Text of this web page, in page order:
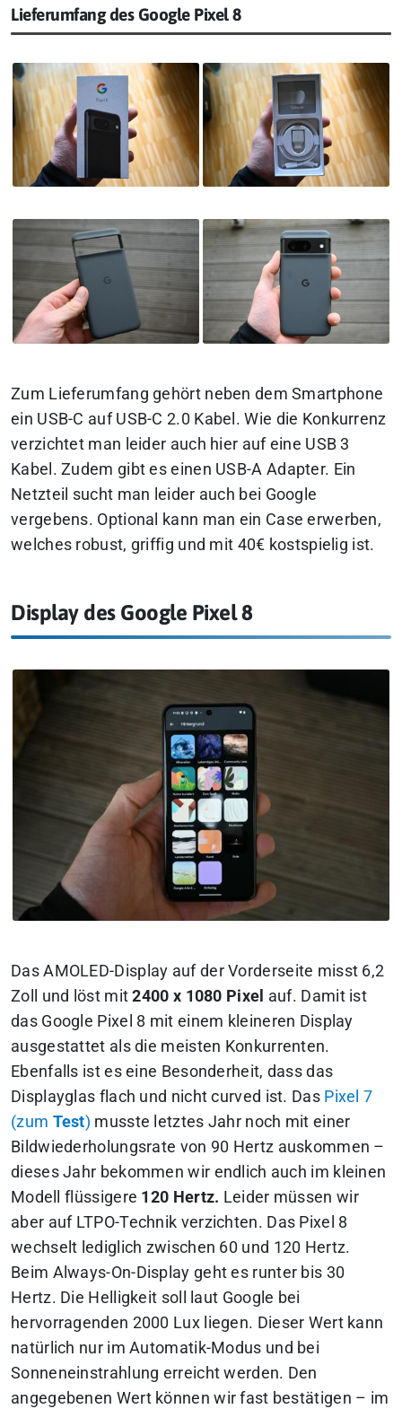
Lieferumfang des Google Pixel 8
Zum Lieferumfang gehört neben dem Smartphone
ein USB-C auf USB-C 2.0 Kabel. Wie die Konkurrenz
verzichtet man leider auch hier auf eine USB 3
Kabel. Zudem gibt es einen USB-A Adapter. Ein
Netzteil sucht man leider auch bei Google
vergebens. Optional kann man ein Case erwerben,
welches robust, griffig und mit 40€ kostspielig ist.
Display des Google Pixel 8
Das AMOLED-Display auf der Vorderseite misst 6,2
Zoll und löst mit 2400 x 1080 Pixel auf. Damit ist
das Google Pixel 8 mit einem kleineren Display
ausgestattet als die meisten Konkurrenten.
Ebenfalls ist es eine Besonderheit, dass das
Displayglas flach und nicht curved ist. Das Pixel 7
(zum Test) musste letztes Jahr noch mit einer
Bildwiederholungsrate von 90 Hertz auskommen –
dieses Jahr bekommen wir endlich auch im kleinen
Modell flüssigere 120 Hertz. Leider müssen wir
aber auf LTPO-Technik verzichten. Das Pixel 8
wechselt lediglich zwischen 60 und 120 Hertz.
Beim Always-On-Display geht es runter bis 30
Hertz. Die Helligkeit soll laut Google bei
hervorragenden 2000 Lux liegen. Dieser Wert kann
natürlich nur im Automatik-Modus und bei
Sonneneinstrahlung erreicht werden. Den
angegebenen Wert können wir fast bestätigen – im